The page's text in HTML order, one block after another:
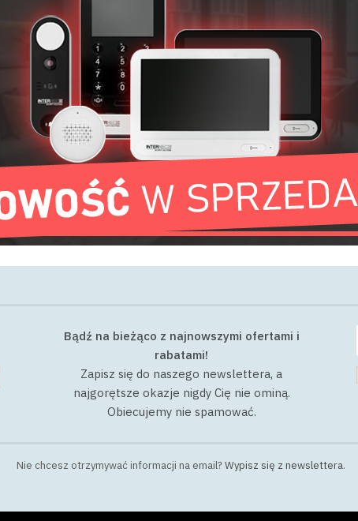
19" x 2U x 120mm
540 x 400 x 120 mm
5 kg
1,45 zł
Bądź na bieżąco z najnowszymi ofertami i
rabatami!
Zapisz się do naszego newslettera, a
najgorętsze okazje nigdy Cię nie ominą.
Obiecujemy nie spamować.
Nie chcesz otrzymywać informacji na email?Wypisz się z newslettera.